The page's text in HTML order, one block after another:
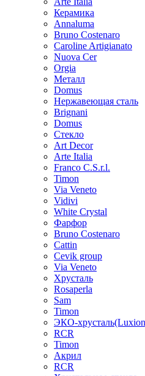
Керамика
Annaluma
Bruno Costenaro
Caroline Artigianato
Nuova Cer
Orgia
Металл
Domus
Нержавеющая сталь
Brignani
Domus
Стекло
Art Decor
Arte Italia
Franco C.S.r.l.
Timon
Via Veneto
Vidivi
White Crystal
Фарфор
Bruno Costenaro
Cattin
Cevik group
Via Veneto
Хрусталь
Rosaperla
Sam
Timon
ЭКО-
RCR
Timon
Акрил
RCR